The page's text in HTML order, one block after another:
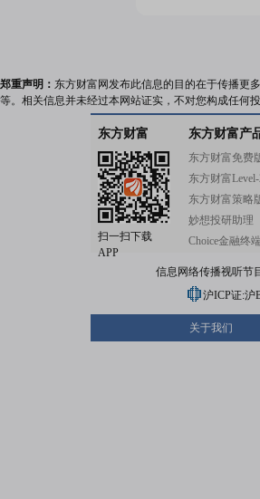
郑重声明： 东方财富网发布此信息的目的在于传播更
等。相关信息并未经过本网站证实，不对您构成任何
东方财富
扫一扫下载
APP
东方财富产
东方财富免费
东方财富
东方财富策略
妙想投研助理
Choice金融终端
信息网络传播视听节
沪ICP证:沪
关于我们